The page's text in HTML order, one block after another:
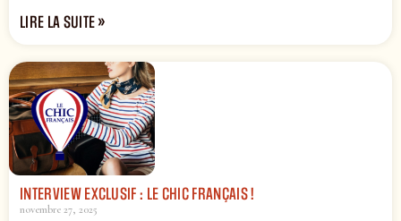
LIRE LA SUITE »
INTERVIEW EXCLUSIF : LE CHIC FRANÇAIS !
novembre 27, 2025